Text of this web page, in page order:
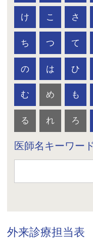
け こ さ
ち つ て
の は ひ
む め も
る れ ろ
医師名キーワー
外来診療担当表